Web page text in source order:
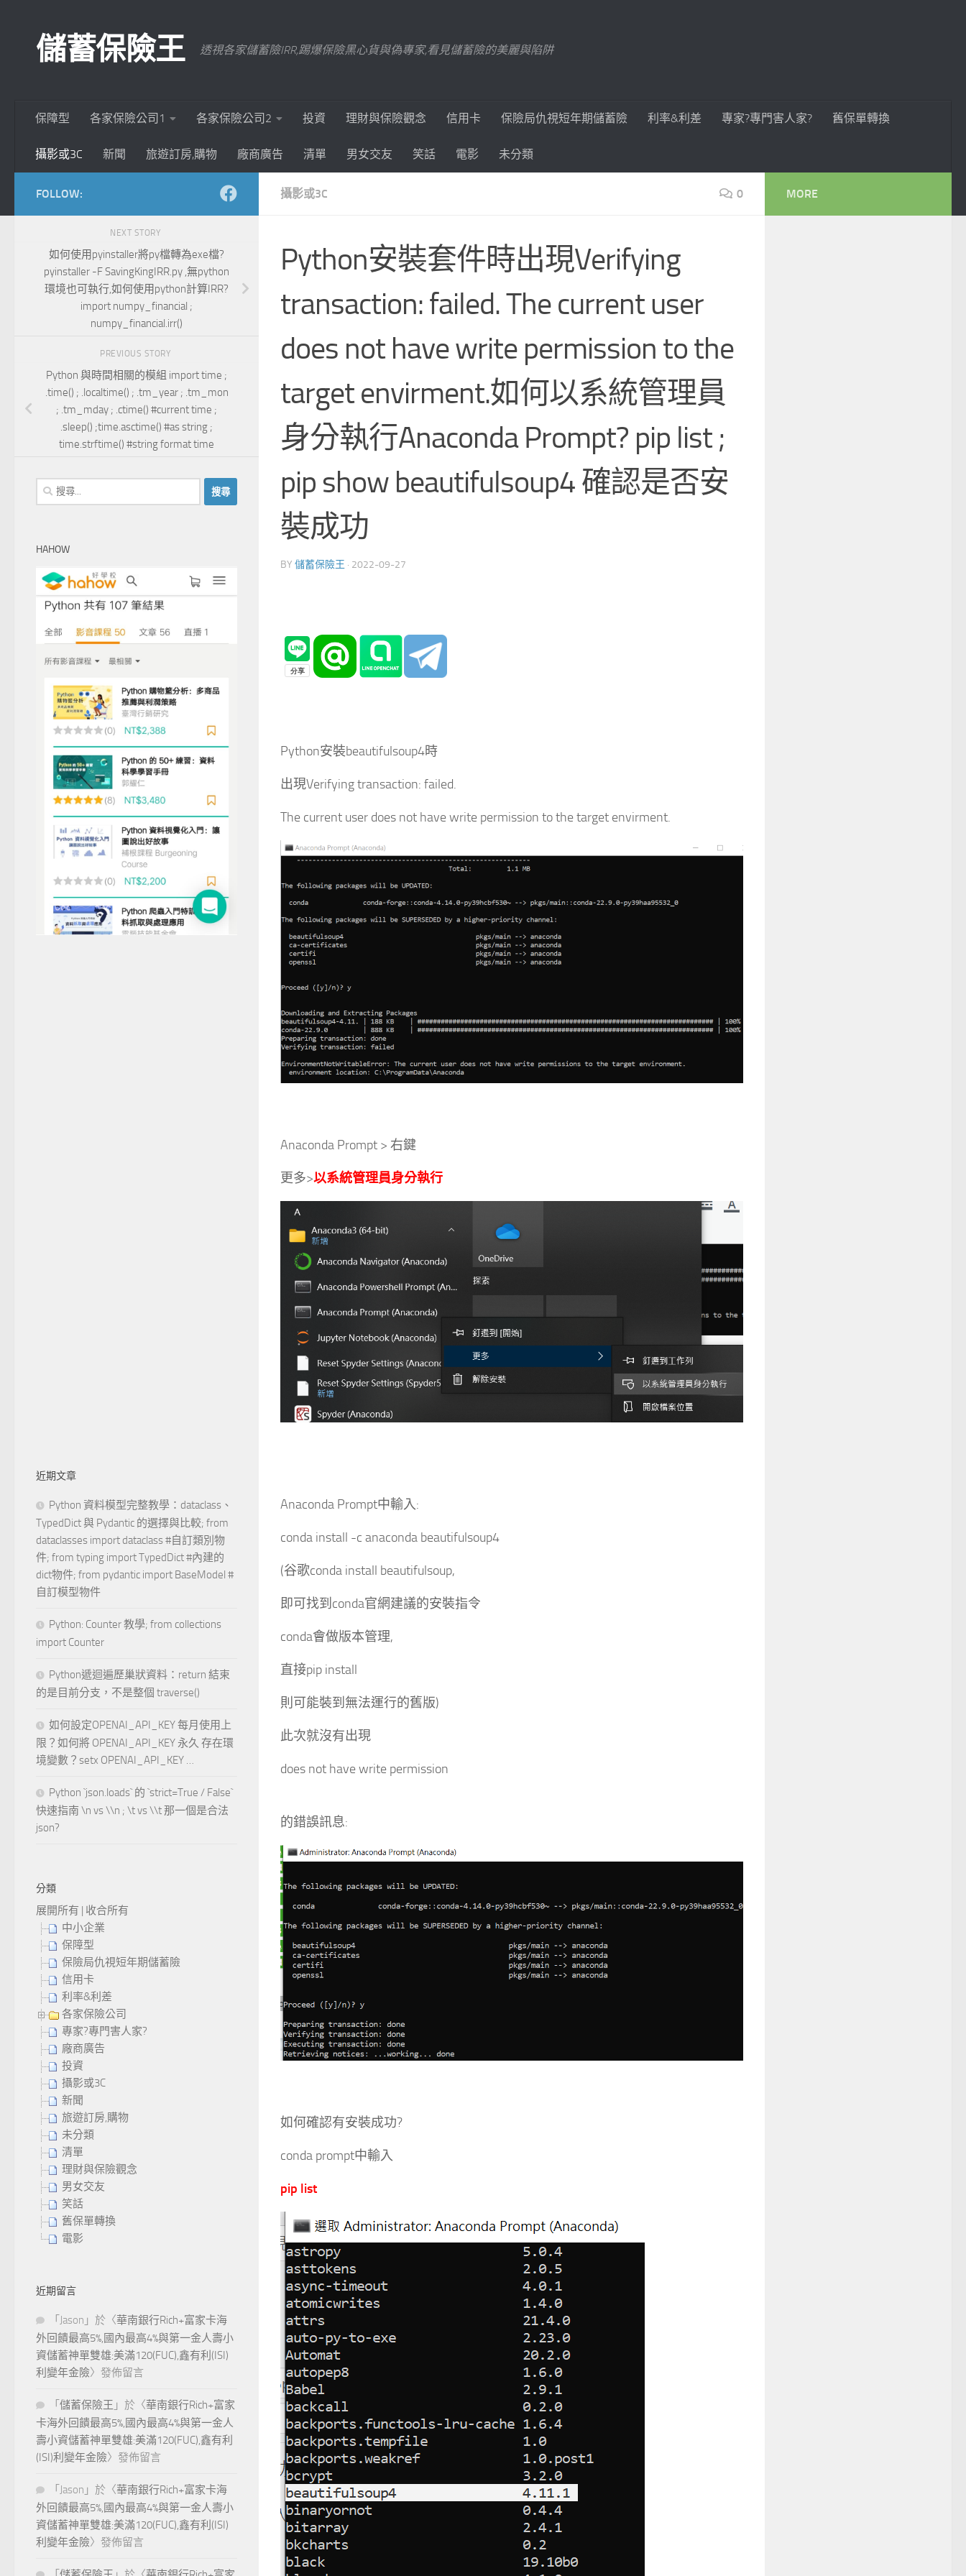
儲蓄保險王 透視各家儲蓄險IRR,踢爆保險黑心貨與偽專家,看見儲蓄險的美麗與陷阱
保障型 各家保險公司1 各家保險公司2 投資 理財與保險觀念 信用卡 保險局仇視短年期儲蓄險 利率&利差 專家?專門害人家? 舊保單轉換
攝影或3C 新聞 旅遊訂房,購物 廠商廣告 清單 男女交友 笑話 電影 未分類
攝影或3C 0
Python安裝套件時出現Verifying
transaction: failed. The current user
does not have write permission to the
target envirment.如何以系統管理員
身分執行Anaconda Prompt? pip list ;
pip show beautifulsoup4 確認是否安
裝成功
BY 儲蓄保險王 · 2022-09-27
Python安裝beautifulsoup4時
出現Verifying transaction: failed.
The current user does not have write permission to the target envirment.
Anaconda Prompt > 右鍵
更多>以系統管理員身分執行
Anaconda Prompt中輸入:
conda install -c anaconda beautifulsoup4
(谷歌conda install beautifulsoup,
即可找到conda官網建議的安裝指令
conda會做版本管理,
直接pip install
則可能裝到無法運行的舊版)
此次就沒有出現
does not have write permission
的錯誤訊息:
如何確認有安裝成功?
conda prompt中輸入
pip list
FOLLOW:
NEXT STORY
如何使用pyinstaller將py檔轉為exe檔?
pyinstaller -F SavingKingIRR.py ,無python
環境也可執行,如何使用python計算IRR?
import numpy_financial ;
numpy_financial.irr()
PREVIOUS STORY
Python 與時間相關的模組 import time ;
.time() ; .localtime() ; .tm_year ; .tm_mon
; .tm_mday ; .ctime() #current time ;
.sleep() ;time.asctime() #as string ;
time.strftime() #string format time
搜
尋
字:
HAHOW
近期文章
Python 資料模型完整教學：dataclass、
TypedDict 與 Pydantic 的選擇與比較; from
dataclasses import dataclass #自訂類別物
件; from typing import TypedDict #內建的
dict物件; from pydantic import BaseModel #
自訂模型物件
Python: Counter 教學; from collections
import Counter
Python遞迴遍歷巢狀資料：return 結束
的是目前分支，不是整個 traverse()
如何設定OPENAI_API_KEY 每月使用上
限？如何將 OPENAI_API_KEY 永久 存在環
境變數？setx OPENAI_API_KEY …
Python `json.loads` 的 `strict=True / False`
快速指南 \n vs \\n ; \t vs \\t 那一個是合法
json?
分類
展開所有 | 收合所有
中小企業
保障型
保險局仇視短年期儲蓄險
信用卡
利率&利差
各家保險公司
專家?專門害人家?
廠商廣告
投資
攝影或3C
新聞
旅遊訂房,購物
未分類
清單
理財與保險觀念
男女交友
笑話
舊保單轉換
電影
近期留言
「 Jason 」於〈華南銀行Rich+富家卡海
外回饋最高5%,國內最高4%與第一金人壽小
資儲蓄神單雙雄:美滿120(FUC),鑫有利(ISI)
利變年金險〉發佈留言
「 儲蓄保險王 」於〈華南銀行Rich+富家
卡海外回饋最高5%,國內最高4%與第一金人
壽小資儲蓄神單雙雄:美滿120(FUC),鑫有利
(ISI)利變年金險〉發佈留言
「 Jason 」於〈華南銀行Rich+富家卡海
外回饋最高5%,國內最高4%與第一金人壽小
資儲蓄神單雙雄:美滿120(FUC),鑫有利(ISI)
利變年金險〉發佈留言
MORE